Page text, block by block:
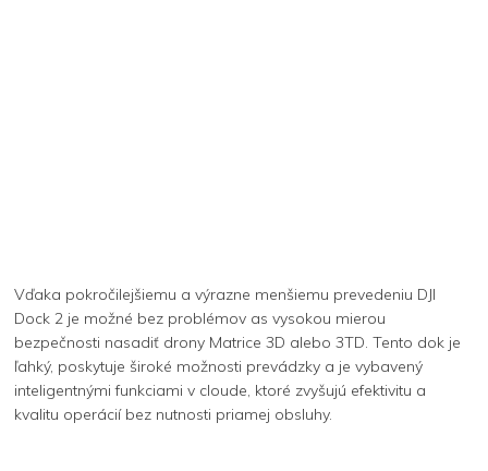
Vďaka pokročilejšiemu a výrazne menšiemu prevedeniu DJI
Dock 2 je možné bez problémov as vysokou mierou
bezpečnosti nasadiť drony Matrice 3D alebo 3TD. Tento dok je
ľahký, poskytuje široké možnosti prevádzky a je vybavený
inteligentnými funkciami v cloude, ktoré zvyšujú efektivitu a
kvalitu operácií bez nutnosti priamej obsluhy.